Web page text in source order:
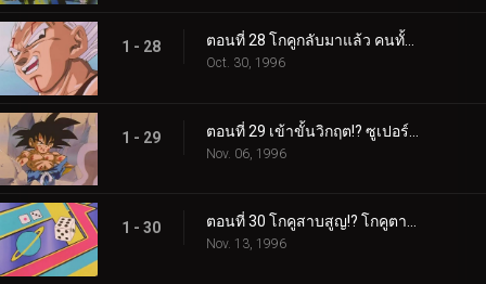
1 - 28 ตอนที่ 28 โกคูกลับมาแล้ว คนทั้งโลกเป็นศัตรูของเราไปแล้ว!?
Oct. 30, 1996
1 - 29
Nov. 06, 1996
1 - 30 ตอนที่ 30 โกคูสาบสูญ!? โกคูตายไปซะแล้ว
Nov. 13, 1996